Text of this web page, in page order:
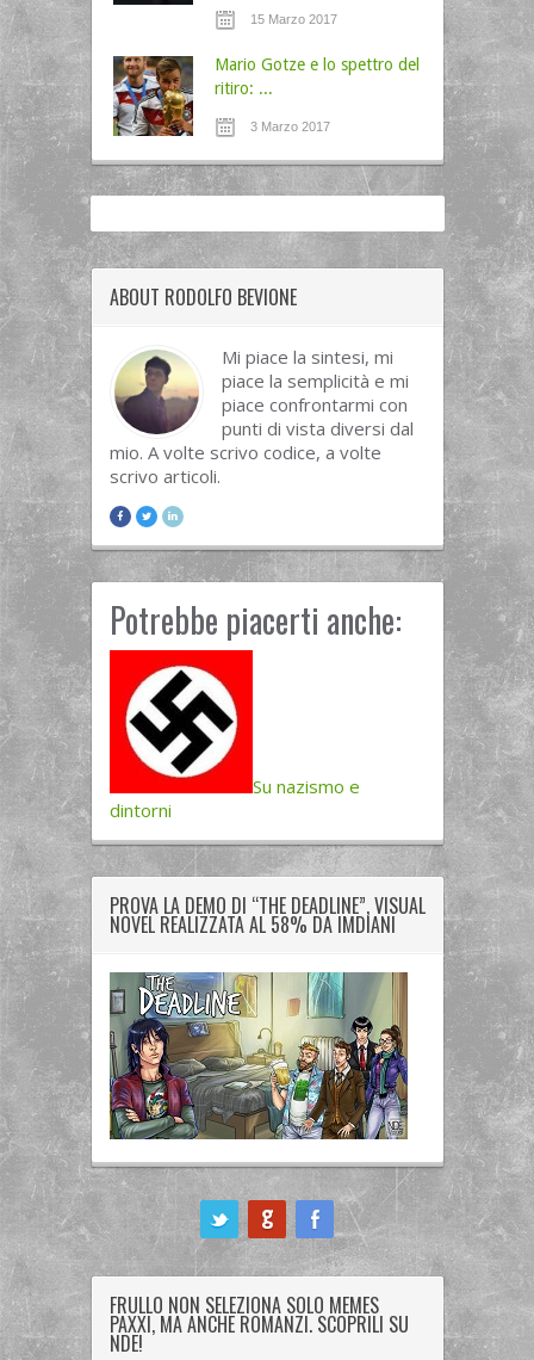
15 Marzo 2017
Mario Gotze e lo spettro del
ritiro: ...
3 Marzo 2017
ABOUT RODOLFO BEVIONE
Mi piace la sintesi, mi
piace la semplicità e mi
piace confrontarmi con
punti di vista diversi dal
mio. A volte scrivo codice, a volte
scrivo articoli.
Potrebbe piacerti anche:
Su nazismo e
dintorni
PROVA LA DEMO DI “THE DEADLINE”, VISUAL
NOVEL REALIZZATA AL 58% DA IMDIANI
FRULLO NON SELEZIONA SOLO MEMES
PAXXI, MA ANCHE ROMANZI. SCOPRILI SU
NDE!